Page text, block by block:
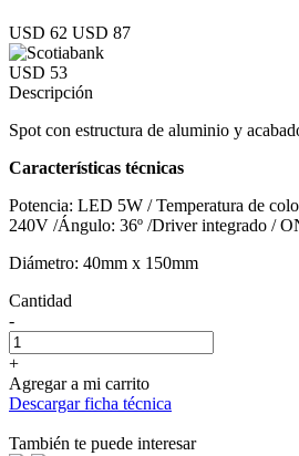
USD 62 USD 87
USD 53
Descripción
Spot con estructura de aluminio y
Características técnicas
Potencia: LED 5W / Temperatura de
240V /Ángulo: 36º /Driver integrado /
Diámetro: 40mm x 150mm
Cantidad
-
+
Agregar a mi carrito
Descargar ficha técnica
También te puede interesar